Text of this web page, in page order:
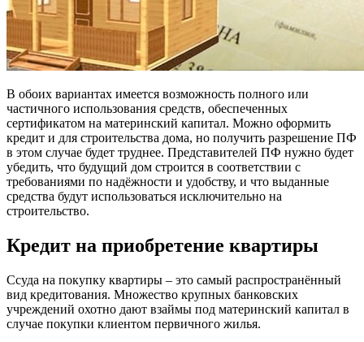
В обоих вариантах имеется возможность полного или
частичного использования средств, обеспеченных
сертификатом на материнский капитал. Можно оформить
кредит и для строительства дома, но получить разрешение ПФ
в этом случае будет труднее. Представителей ПФ нужно будет
убедить, что будущий дом строится в соответствии с
требованиями по надёжности и удобству, и что выданные
средства будут использоваться исключительно на
строительство.
Кредит на приобретение квартиры
Ссуда на покупку квартиры – это самый распространённый
вид кредитования. Множество крупных банковских
учреждений охотно дают взаймы под материнский капитал в
случае покупки клиентом первичного жилья.